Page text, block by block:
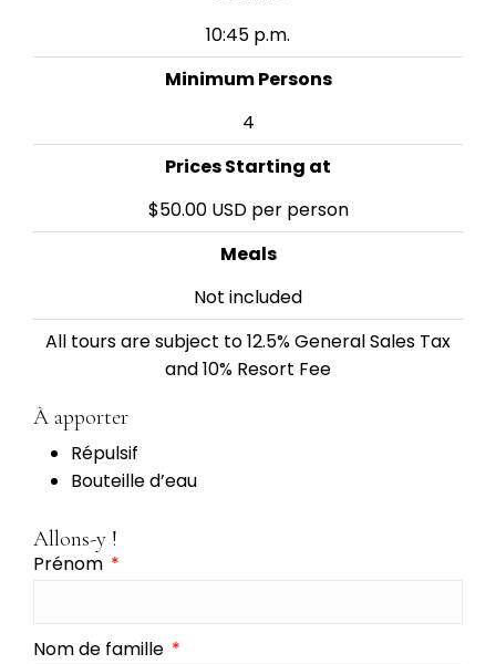
10:45 p.m.
Minimum Persons
4
Prices Starting at
$50.00 USD per person
Meals
Not included
All tours are subject to 12.5% General Sales Tax
and 10% Resort Fee
À apporter
Répulsif
Bouteille d’eau
Allons-y !
Prénom
Nom de famille